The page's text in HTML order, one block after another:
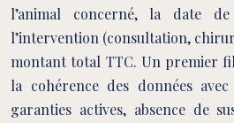
l’animal concerné, la date
l’intervention (consultation,
montant total TTC. Un premier
la cohérence des données
garanties actives, absence de